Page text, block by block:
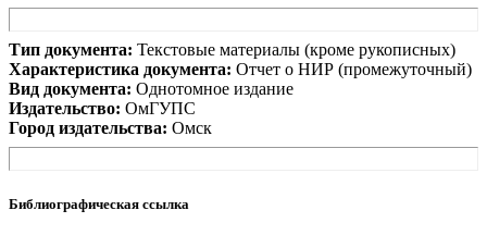
Тип документа: Текстовые материалы (кроме рукописных)
Характеристика документа: Отчет о НИР (промежуточный)
Вид документа: Однотомное издание
Издательство: ОмГУПС
Город издательства: Омск
Библиографическая ссылка